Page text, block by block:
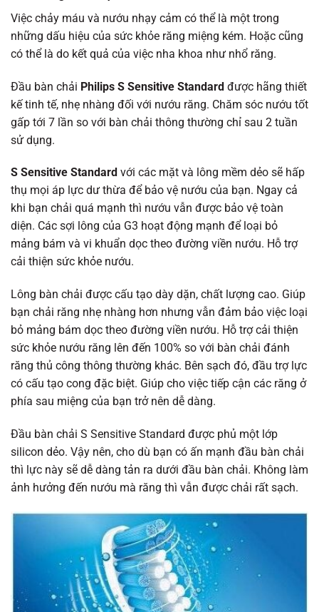
Việc chảy máu và nướu nhạy cảm có thể là một trong
những dấu hiệu của sức khỏe răng miệng kém. Hoặc cũng
có thể là do kết quả của việc nha khoa như nhổ răng.
Đầu bàn chải Philips S Sensitive Standard được hãng thiết
kế tinh tế, nhẹ nhàng đối với nướu răng. Chăm sóc nướu tốt
gấp tới 7 lần so với bàn chải thông thường chỉ sau 2 tuần
sử dụng.
S Sensitive Standard với các mặt và lông mềm dẻo sẽ hấp
thụ mọi áp lực dư thừa để bảo vệ nướu của bạn. Ngay cả
khi bạn chải quá mạnh thì nướu vẫn được bảo vệ toàn
diện. Các sợi lông của G3 hoạt động mạnh để loại bỏ
mảng bám và vi khuẩn dọc theo đường viền nướu. Hỗ trợ
cải thiện sức khỏe nướu.
Lông bàn chải được cấu tạo dày dặn, chất lượng cao. Giúp
bạn chải răng nhẹ nhàng hơn nhưng vẫn đảm bảo việc loại
bỏ mảng bám dọc theo đường viền nướu. Hỗ trợ cải thiện
sức khỏe nướu răng lên đến 100% so với bàn chải đánh
răng thủ công thông thường khác. Bên sạch đó, đầu trợ lực
có cấu tạo cong đặc biệt. Giúp cho việc tiếp cận các răng ở
phía sau miệng của bạn trở nên dễ dàng.
Đầu bàn chải S Sensitive Standard được phủ một lớp
silicon dẻo. Vậy nên, cho dù bạn có ấn mạnh đầu bàn chải
thì lực này sẽ dễ dàng tản ra dưới đầu bàn chải. Không làm
ảnh hưởng đến nướu mà răng thì vẫn được chải rất sạch.